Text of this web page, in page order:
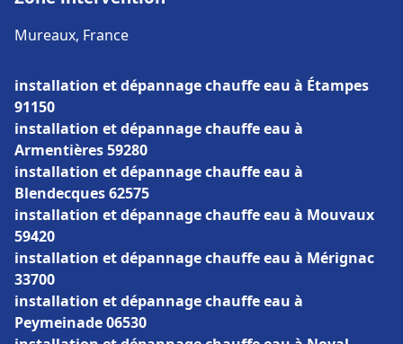
Mureaux, France
installation et dépannage chauffe eau à Étampes
91150
installation et dépannage chauffe eau à
Armentières 59280
installation et dépannage chauffe eau à
Blendecques 62575
installation et dépannage chauffe eau à Mouvaux
59420
installation et dépannage chauffe eau à Mérignac
33700
installation et dépannage chauffe eau à
Peymeinade 06530